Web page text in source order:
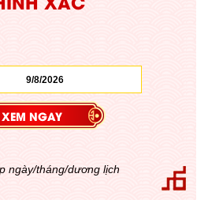
ngày/tháng/dương lịch